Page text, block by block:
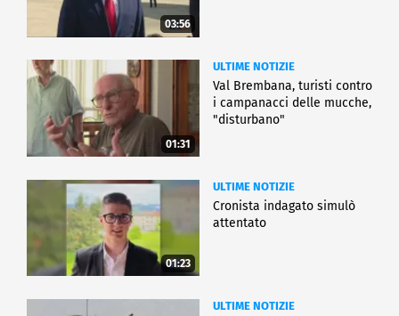
03:56
01:31
ULTIME NOTIZIE
Val Brembana, turisti contro
i campanacci delle mucche,
"disturbano"
01:23
ULTIME NOTIZIE
Cronista indagato simulò
attentato
ULTIME NOTIZIE